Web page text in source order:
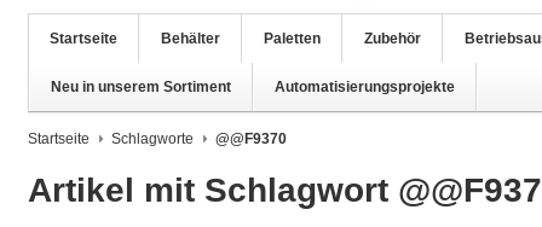
Startseite Behälter Paletten Zubehör
Neu in unserem Sortiment Automatisierungsprojekte
Startseite Schlagworte @@F9370
Artikel mit Schlagwort